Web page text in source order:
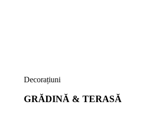
Decorațiuni
GRĂDINĂ & TERASĂ